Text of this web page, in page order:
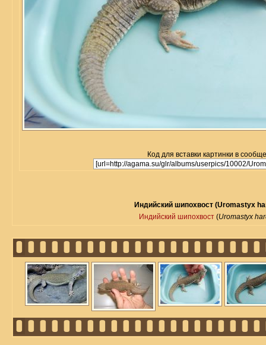
Код для вставки картинки в
Индийский шипохвост (Uromastyx
Индийский шипохвост (Uromastyx